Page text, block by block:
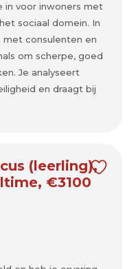
in voor inwoners met
sociaal domein. In
met consulenten en
om scherpe, goed
Je analyseert
en draagt bij
(leerling),
€3100